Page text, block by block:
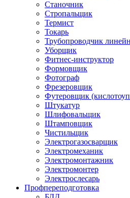
Станочник
Стропальщик
Термист
Токарь
Трубопроводчик
Уборщик
Фитнес-инструктор
Формовщик
Фотограф
Фрезеровщик
Футеровщик
Штукатур
Шлифовальщик
Штамповщик
Чистильщик
Электрогазосварщик
Электромеханик
Электромонтажник
Электромонтер
Электрослесарь
Профпереподготовка